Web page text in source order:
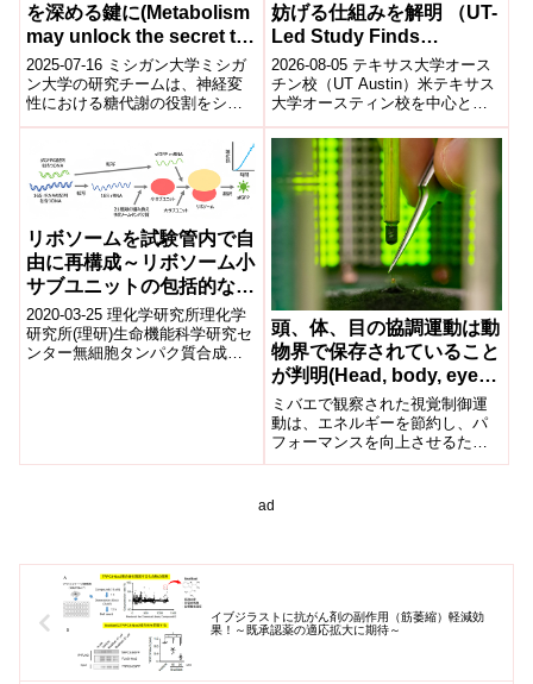
を深める鍵に(Metabolism
may unlock the secret to
a deeper understanding
of neurodegeneration)
2025-07-16 ミシガン大学ミシガ
ン大学の研究チームは、神経変
性における糖代謝の役割をショ
ウジョウバエを用いて解明し
た。ニューロンの糖代謝(特にピ
ルビン酸...
妨げる仕組みを解明 （UT-
Led Study Finds
Dormant Cancer Cells
Block Immune Cells To
Disarm
Immunotherapy）
2026-08-05 テキサス大学オース
チン校（UT Austin）米テキサス
大学オースティン校を中心とす
る研究チームは、休眠状態（ド
ーマント）のがん細胞が免疫...
リボソームを試験管内で自
由に再構成～リボソーム小
サブユニットの包括的な解
析が可能に～
2020-03-25 理化学研究所理化学
研究所(理研)生命機能科学研究セ
ンター無細胞タンパク質合成研
頭、体、目の協調運動は動
物界で保存されていること
が判明(Head, body, eye
coordination conserved
across animal kingdom,
researchers find)
ミバエで観察された視覚制御運
動は、エネルギーを節約し、パ
フォーマンスを向上させるため
に進化した可能性があるVision-
ad
イブジラストに抗がん剤の副作用（筋萎縮）軽減効
果！～既承認薬の適応拡大に期待～